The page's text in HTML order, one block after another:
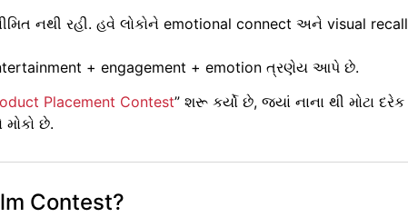
નથી રહી. હવે લોકોને emotional connect અને visual recall
+ engagement + emotion ત્રણેય આપે છે.
Placement Contest” શરૂ કર્યો છે, જ્યાં નાના થી મોટા દરેક
છે.
Contest?